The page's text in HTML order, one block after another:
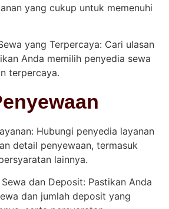
yang cukup untuk memenuhi
yang Terpercaya: Cari ulasan
Anda memilih penyedia sewa
terpercaya.
Hubungi penyedia layanan
detail penyewaan, termasuk
lainnya.
dan Deposit: Pastikan Anda
dan jumlah deposit yang